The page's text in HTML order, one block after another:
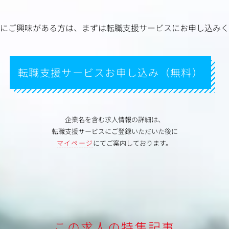
ご興味がある方は、 まずは転職支援サービスにお申し込み
転職支援サービスお申し込み（無料）
企業名を含む求人情報の詳細は、
転職支援サービスにご登録いただいた後に
マイページにてご案内しております。